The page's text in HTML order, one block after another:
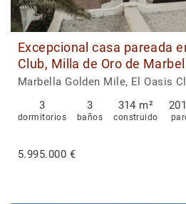
Excepcional casa pareada
Club, Milla de Oro de
Marbella Golden Mile, El Oasis
3
dormitorios
3
baños
314 m²
construido
5.995.000 €